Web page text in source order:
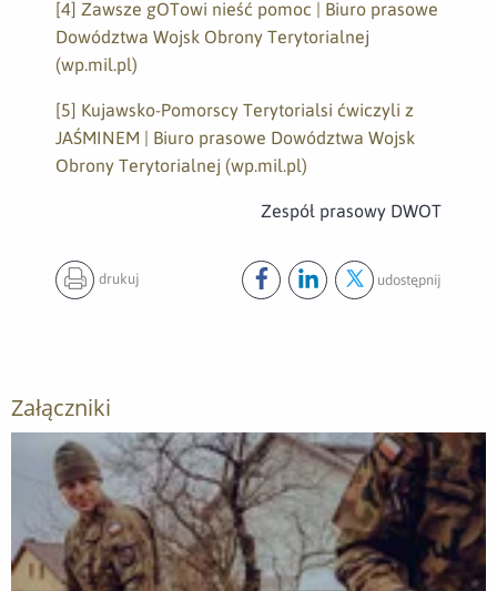
[4] Zawsze gOTowi nieść pomoc | Biuro prasowe
Dowództwa Wojsk Obrony Terytorialnej
(wp.mil.pl)
[5] Kujawsko-Pomorscy Terytorialsi ćwiczyli z
JAŚMINEM | Biuro prasowe Dowództwa Wojsk
Obrony Terytorialnej (wp.mil.pl)
Zespół prasowy DWOT
drukuj udostępnij
Załączniki
Otwórz załącznik Ulewa, pożar, kryzys, Terytorialsi